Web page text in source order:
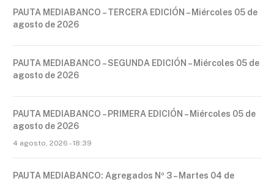
PAUTA MEDIABANCO – TERCERA EDICIÓN – Miércoles 05 de
agosto de 2026
PAUTA MEDIABANCO – SEGUNDA EDICIÓN – Miércoles 05 de
agosto de 2026
PAUTA MEDIABANCO – PRIMERA EDICIÓN – Miércoles 05 de
agosto de 2026
4 agosto, 2026 - 18:39
PAUTA MEDIABANCO: Agregados Nº 3 – Martes 04 de